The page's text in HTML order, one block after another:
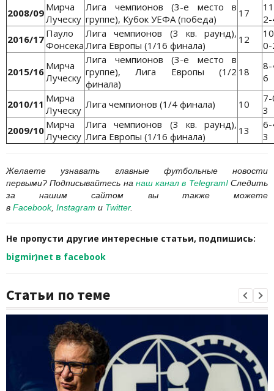
2008/09 Мирча
Луческу
Лига чемпионов (3-е место в
группе), Кубок УЕФА (победа)
17
2016/17 Пауло
Фонсека
Лига чемпионов (3 кв. раунд),
Лига Европы (1/16 финала)
12
0-
2015/16 Мирча
Луческу
Лига чемпионов (3-е место в
группе), Лига Европы (1/2
финала)
18
6
2010/11 Мирча
Луческу Лига чемпионов (1/4 финала) 10
3
2009/10 Мирча
Луческу
Лига чемпионов (3 кв. раунд),
Лига Европы (1/16 финала)
13
3
Желаете узнавать главные футбольные новости
первыми? Подписывайтесь на наш канал в Telegram!Следить
за нашим сайтом вы также можете
в Facebook, Instagram и Twitter.
Не пропусти другие интересные статьи, подпишись:
bigmir)net в facebook
Статьи по теме